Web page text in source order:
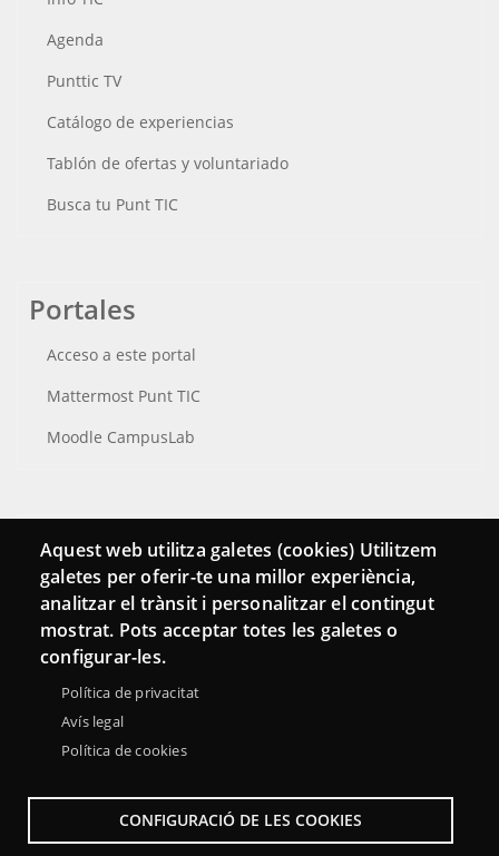
Agenda
Punttic TV
Catálogo de experiencias
Tablón de ofertas y voluntariado
Busca tu Punt TIC
Portales
Acceso a este portal
Mattermost Punt TIC
Moodle CampusLab
Conecta
Contacto
Hemeroteca
Aquest web utilitza galetes (cookies) Utilitzem
galetes per oferir-te una millor experiència,
analitzar el trànsit i personalitzar el contingut
mostrat. Pots acceptar totes les galetes o
configurar-les.
Política de privacitat
Avís legal
Política de cookies
CONFIGURACIÓ DE LES COOKIES